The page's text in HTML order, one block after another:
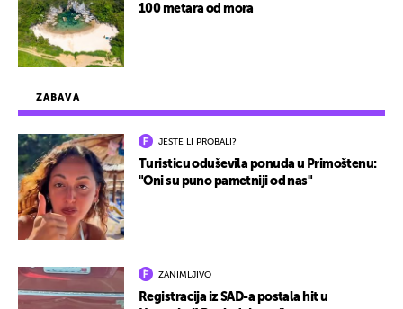
ZABAVA
JESTE LI PROBALI?
Turisticu oduševila ponuda u Primoštenu:
"Oni su puno pametniji od nas"
ZANIMLJIVO
Registracija iz SAD-a postala hit u
100 metara od mora